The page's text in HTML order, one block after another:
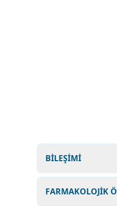
BİLEŞİMİ
FARMAKOLOJİK